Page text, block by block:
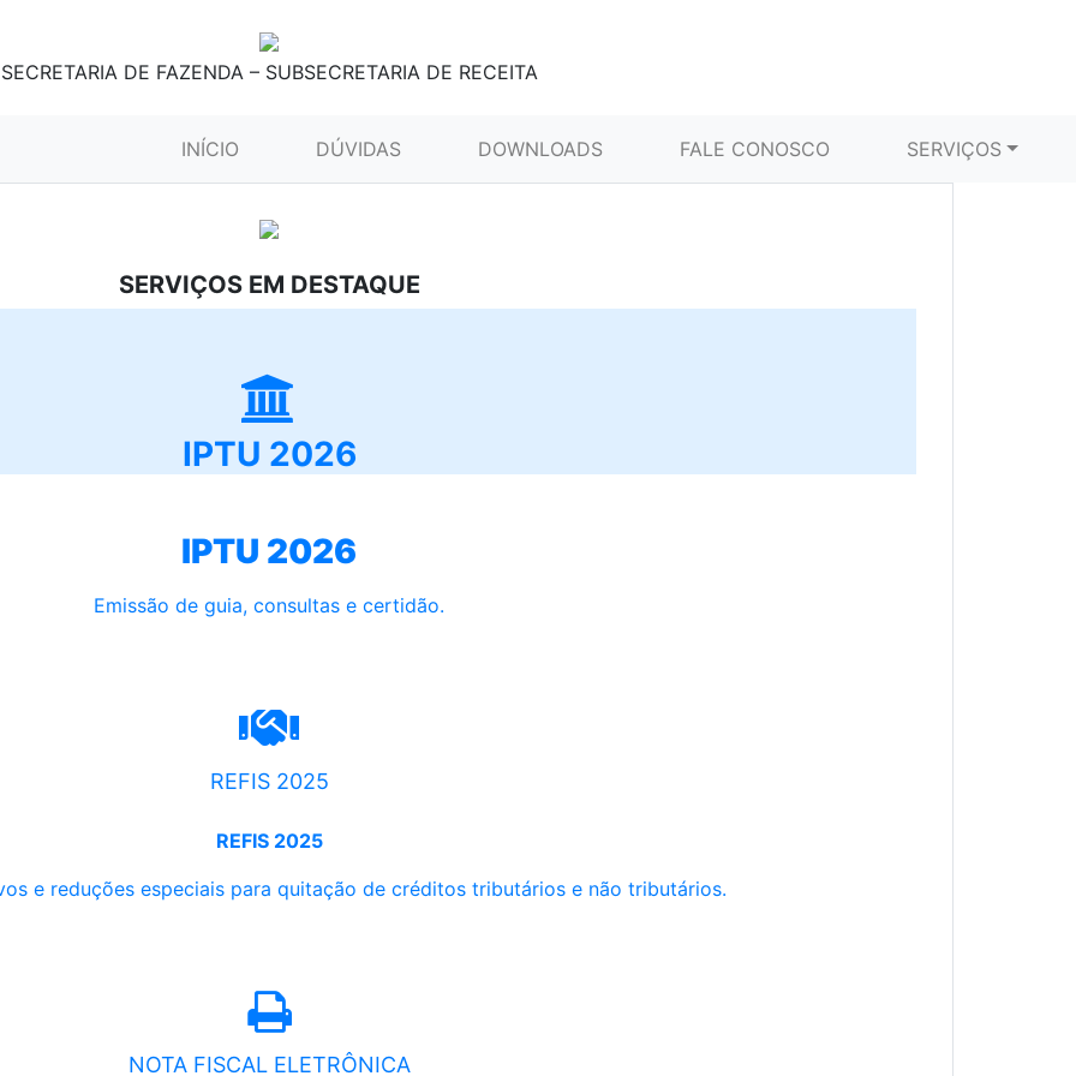
SECRETARIA DE FAZENDA – SUBSECRETARIA DE RECEITA
INÍCIO (CURRENT)DÚVIDAS DOWNLOADS FALE CONOSCO SERVIÇOS
SERVIÇOS EM DESTAQUE
IPTU 2026
IPTU 2026
Emissão de guia, consultas e certidão.
REFIS 2025
REFIS 2025
e reduções especiais para quitação de créditos tributários e não tributários.
NOTA FISCAL ELETRÔNICA